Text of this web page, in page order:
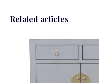
Related articles